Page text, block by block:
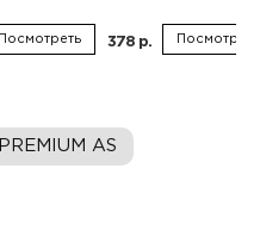
Посмотреть 378 р. Посмотреть
PREMIUM AS